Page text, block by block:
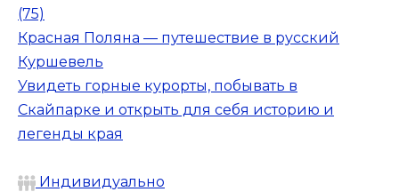
(75)
Красная Поляна — путешествие в русский
Куршевель
Увидеть горные курорты, побывать в
Скайпарке и открыть для себя историю и
легенды края
Индивидуально